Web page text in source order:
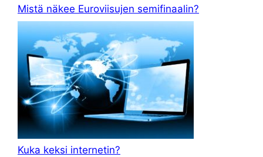
Mistä näkee Euroviisujen semifinaalin?
Kuka keksi internetin?